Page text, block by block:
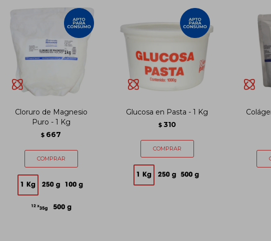
Cloruro de Magnesio
Puro - 1 Kg
$ 667
Glucosa en Pasta - 1 Kg
$ 310